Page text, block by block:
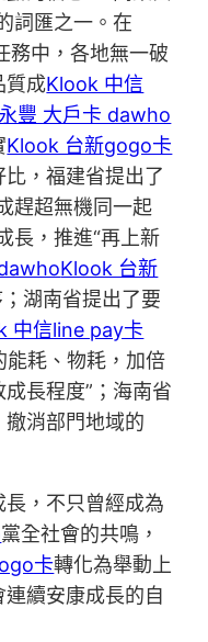
詞匯之一。在
務中，各地無一破
質成Klook 中信
豐 大戶卡 dawho
Klook 台新gogo卡
，福建省提出了
趕超無機同一起
長，推進“再上新
Klook 台新
湖南省提出了要
中信line pay卡
能耗、物耗，加倍
長程度”；海南省
消部門地域的
，不只曾經成為
黨全社會的共鳴，
卡轉化為舉動上
續安康成長的自